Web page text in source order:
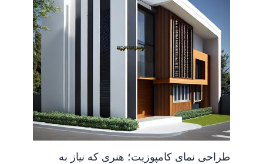
طراحی نمای کامپوزیت؛ هنری که نیاز به